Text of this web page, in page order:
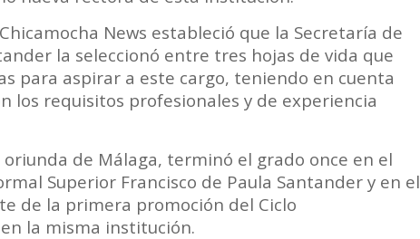
News estableció que la Secretaría de
la seleccionó entre tres hojas de vida que
para aspirar a este cargo, teniendo en cuenta
los requisitos profesionales y de experiencia
oriunda de Málaga, terminó el grado once en el
Superior Francisco de Paula Santander y en el
de la primera promoción del Ciclo
la misma institución.